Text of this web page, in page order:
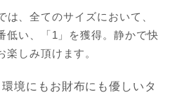
、全てのサイズにおいて、
低い、「1」を獲得。静かで快
しみ頂けます。
境にもお財布にも優しいタ